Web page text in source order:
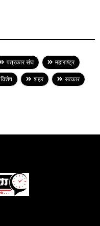
पत्रकार संघ
महाराष्ट्र
विशेष शहर
सत्कार